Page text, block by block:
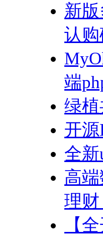
新
认
端
绿
开
全
高
理财
【